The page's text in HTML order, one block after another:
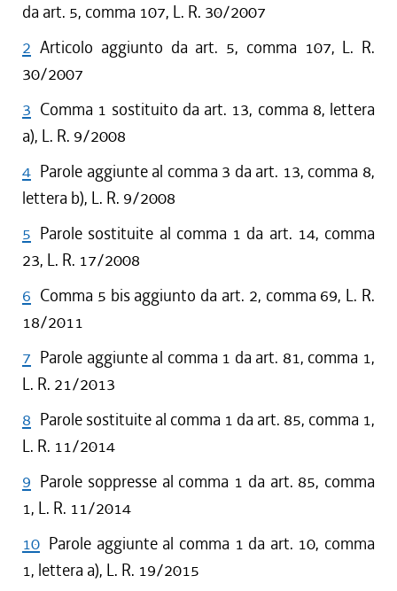
da art. 5, comma 107, L. R. 30/2007
2 Articolo aggiunto da art. 5, comma 107, L. R.
30/2007
3 Comma 1 sostituito da art. 13, comma 8, lettera
a), L. R. 9/2008
4 Parole aggiunte al comma 3 da art. 13, comma 8,
lettera b), L. R. 9/2008
5 Parole sostituite al comma 1 da art. 14, comma
23, L. R. 17/2008
6 Comma 5 bis aggiunto da art. 2, comma 69, L. R.
18/2011
7 Parole aggiunte al comma 1 da art. 81, comma 1,
L. R. 21/2013
8 Parole sostituite al comma 1 da art. 85, comma 1,
L. R. 11/2014
9 Parole soppresse al comma 1 da art. 85, comma
1, L. R. 11/2014
10 Parole aggiunte al comma 1 da art. 10, comma
1, lettera a), L. R. 19/2015